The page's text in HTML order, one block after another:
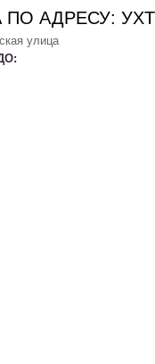
ПО АДРЕСУ:
улица